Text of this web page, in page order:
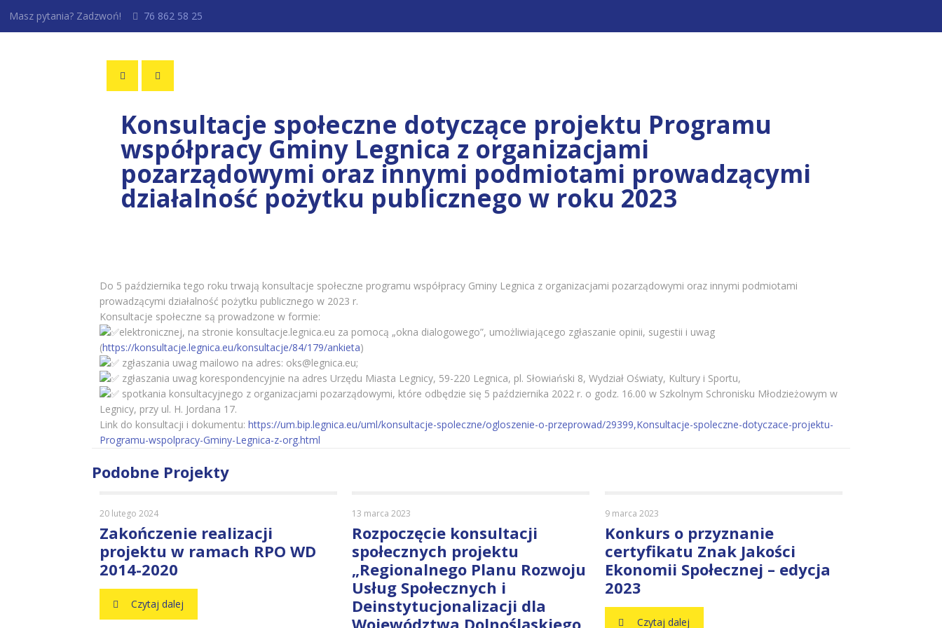
Masz pytania? Zadzwoń! 76 862 58 25
Konsultacje społeczne dotyczące projektu Programu
współpracy Gminy Legnica z organizacjami
pozarządowymi oraz innymi podmiotami prowadzącymi
działalność pożytku publicznego w roku 2023
Do 5 października tego roku trwają konsultacje społeczne programu współpracy Gminy Legnica z organizacjami pozarządowymi oraz innymi podmiotami
prowadzącymi działalność pożytku publicznego w 2023 r.
Konsultacje społeczne są prowadzone w formie:
elektronicznej, na stronie konsultacje.legnica.eu za pomocą „okna dialogowego”, umożliwiającego zgłaszanie opinii, sugestii i uwag
(https://konsultacje.legnica.eu/konsultacje/84/179/ankieta)
zgłaszania uwag mailowo na adres: oks@legnica.eu;
zgłaszania uwag korespondencyjnie na adres Urzędu Miasta Legnicy, 59-220 Legnica, pl. Słowiański 8, Wydział Oświaty, Kultury i Sportu,
spotkania konsultacyjnego z organizacjami pozarządowymi, które odbędzie się 5 października 2022 r. o godz. 16.00 w Szkolnym Schronisku Młodzieżowym w
Legnicy, przy ul. H. Jordana 17.
Link do konsultacji i dokumentu: https://um.bip.legnica.eu/uml/konsultacje-spoleczne/ogloszenie-o-przeprowad/29399,Konsultacje-spoleczne-dotyczace-projektu-
Programu-wspolpracy-Gminy-Legnica-z-org.html
Podobne Projekty
20 lutego 2024
Zakończenie realizacji
projektu w ramach RPO WD
2014-2020
Czytaj dalej
13 marca 2023
Rozpoczęcie konsultacji
społecznych projektu
„Regionalnego Planu Rozwoju
Usług Społecznych i
Deinstytucjonalizacji dla
Województwa Dolnośląskiego
9 marca 2023
Konkurs o przyznanie
certyfikatu Znak Jakości
Ekonomii Społecznej – edycja
2023
Czytaj dalej